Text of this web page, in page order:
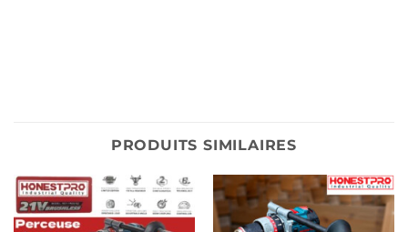
PRODUITS SIMILAIRES